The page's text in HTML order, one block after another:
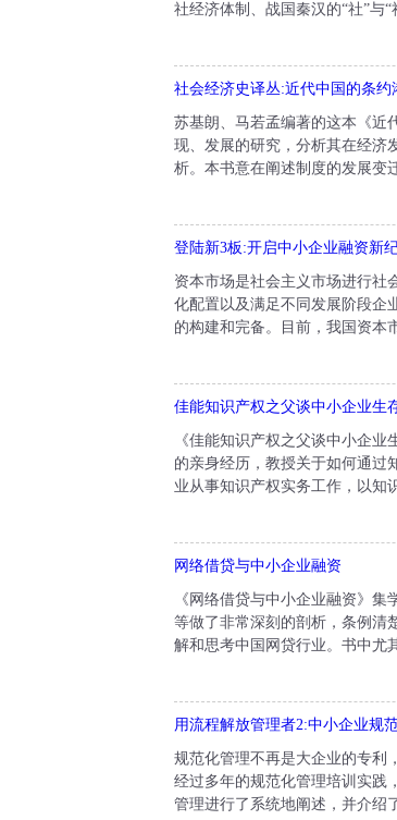
社经济体制、战国秦汉的“社”与
社会经济史译丛:近代中国的条约
苏基朗、马若孟编著的这本《近
现、发展的研究，分析其在经济
析。本书意在阐述制度的发展变
登陆新3板:开启中小企业融资新
资本市场是社会主义市场进行社
化配置以及满足不同发展阶段企
的构建和完备。目前，我国资本
佳能知识产权之父谈中小企业生
《佳能知识产权之父谈中小企
的亲身经历，教授关于如何通过
业从事知识产权实务工作，以知
网络借贷与中小企业融资
《网络借贷与中小企业融资》
等做了非常深刻的剖析，条例清
解和思考中国网贷行业。书中尤
用流程解放管理者2:中小企业规
规范化管理不再是大企业的专利
经过多年的规范化管理培训实践
管理进行了系统地阐述，并介绍